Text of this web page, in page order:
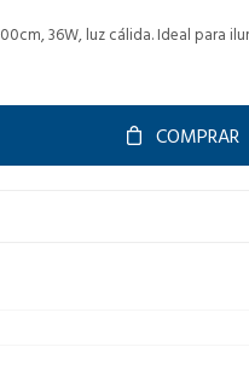
36W, luz cálida. Ideal para
COMPRAR